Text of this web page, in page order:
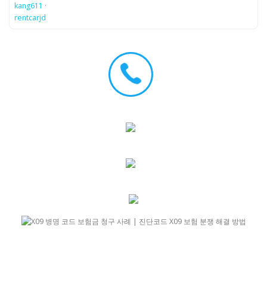
kang611 ·
rentcarjd